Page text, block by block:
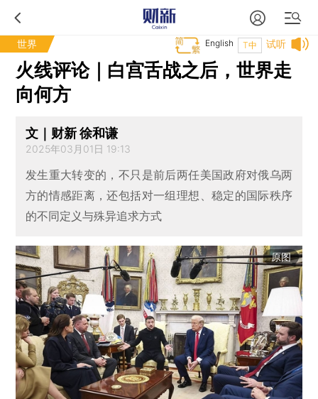
世界 试听
T中
English
火线评论｜白宫舌战之后，世界走
向何方
文｜财新 徐和谦
2025年03月01日 19:13
发生重大转变的，不只是前后两任美国政府对俄乌两
方的情感距离，还包括对一组理想、稳定的国际秩序
的不同定义与殊异追求方式
原图